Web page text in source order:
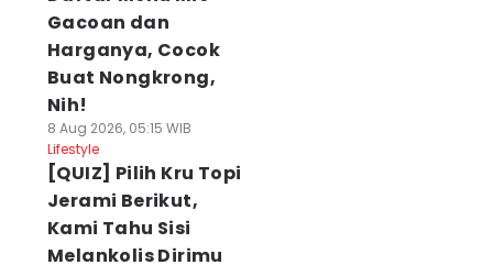
Gacoan dan
Harganya, Cocok
Buat Nongkrong,
Nih!
8 Aug 2026, 05:15 WIB
Lifestyle
[QUIZ] Pilih Kru Topi
Jerami Berikut,
Kami Tahu Sisi
Melankolis Dirimu